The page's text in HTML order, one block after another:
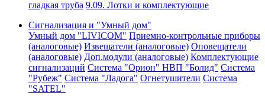
гладкая труба 9.09. Лотки и комплектующие
Сигнализация и "Умный дом"
Умный дом "LIVICOM" Приемно-контрольные приборы
(аналоговые) Извещатели (аналоговые) Оповещатели
(аналоговые) Доп.модули (аналоговые) Комплектующие
сигнализаций Система "Орион" НВП "Болид" Система
"Рубеж" Система "Ладога" Огнетушители Система
"SATEL"